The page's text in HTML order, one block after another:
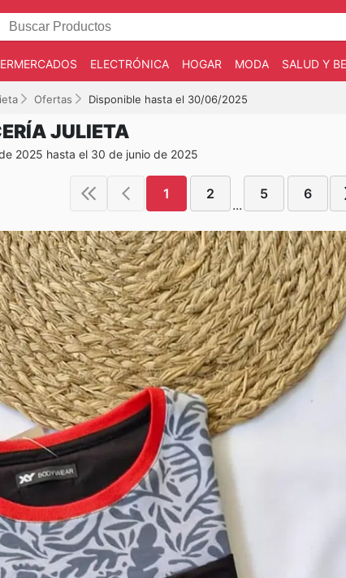
ELECTRÓNICA HOGAR MODA SALUD Y
Ofertas Disponible hasta el 30/06/2025
JULIETA
2025 hasta el 30 de junio de 2025
1 2
...
5 6